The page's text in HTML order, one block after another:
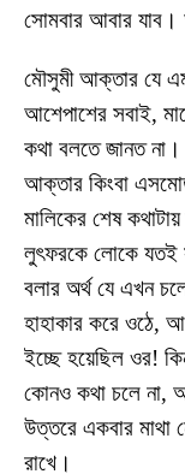
সোমবার আবার
মৌসুমী আক্তার যে
আশেপাশের সবাই,
কথা বলতে জানত
আক্তার কিংবা
মালিকের শেষ
লুৎফরকে লোকে যতই
বলার অর্থ যে এখন
হাহাকার করে ওঠে,
ইচ্ছে হয়েছিল ওর!
কোনও কথা চলে না,
উত্তরে একবার মাথা
রাখে।